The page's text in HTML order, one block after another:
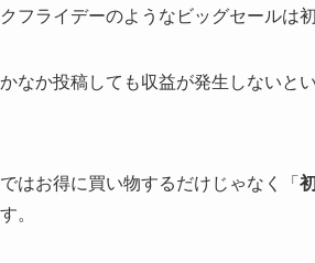
フライデーのようなビッグセールは
なか投稿しても収益が発生しないと
はお得に買い物するだけじゃなく「
。